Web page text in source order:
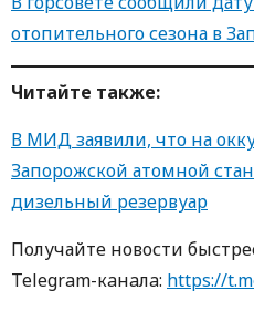
отопительного сезона в
Читайте также:
В МИД заявили, что на
Запорожской атомной
дизельный резервуар
Получайте новости
Telegram-кaнaлa: https://